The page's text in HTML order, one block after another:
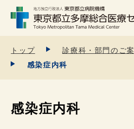
トップ 診療科・部門のご
感染症内科
感染症内科